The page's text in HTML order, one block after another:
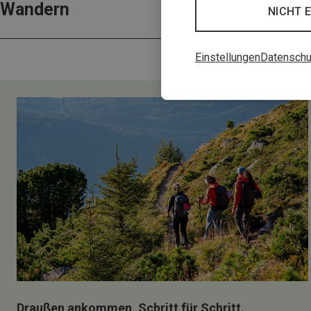
Wandern
Draußen ankommen. Schritt für Schritt.
NICHT
Einstellungen